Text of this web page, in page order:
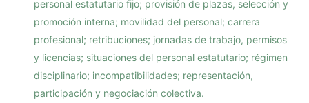
personal estatutario fijo; provisión de plazas, selección y
promoción interna; movilidad del personal; carrera
profesional; retribuciones; jornadas de trabajo, permisos
y licencias; situaciones del personal estatutario; régimen
disciplinario; incompatibilidades; representación,
participación y negociación colectiva.